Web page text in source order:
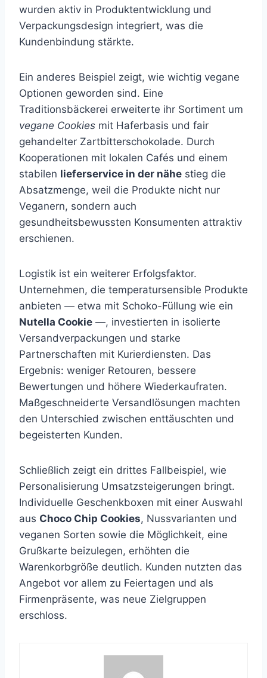
wurden aktiv in Produktentwicklung und
Verpackungsdesign integriert, was die
Kundenbindung stärkte.
Ein anderes Beispiel zeigt, wie wichtig vegane
Optionen geworden sind. Eine
Traditionsbäckerei erweiterte ihr Sortiment um
vegane Cookies mit Haferbasis und fair
gehandelter Zartbitterschokolade. Durch
Kooperationen mit lokalen Cafés und einem
stabilen lieferservice in der nähe stieg die
Absatzmenge, weil die Produkte nicht nur
Veganern, sondern auch
gesundheitsbewussten Konsumenten attraktiv
erschienen.
Logistik ist ein weiterer Erfolgsfaktor.
Unternehmen, die temperatursensible Produkte
anbieten — etwa mit Schoko-Füllung wie ein
Nutella Cookie —, investierten in isolierte
Versandverpackungen und starke
Partnerschaften mit Kurierdiensten. Das
Ergebnis: weniger Retouren, bessere
Bewertungen und höhere Wiederkaufraten.
Maßgeschneiderte Versandlösungen machten
den Unterschied zwischen enttäuschten und
begeisterten Kunden.
Schließlich zeigt ein drittes Fallbeispiel, wie
Personalisierung Umsatzsteigerungen bringt.
Individuelle Geschenkboxen mit einer Auswahl
aus Choco Chip Cookies, Nussvarianten und
veganen Sorten sowie die Möglichkeit, eine
Grußkarte beizulegen, erhöhten die
Warenkorbgröße deutlich. Kunden nutzten das
Angebot vor allem zu Feiertagen und als
Firmenpräsente, was neue Zielgruppen
erschloss.